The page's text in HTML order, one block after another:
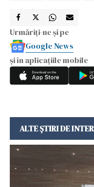
Urmăriți-ne și pe
Google News
și în aplicațiile mobile
ALTE ȘTIRI DE